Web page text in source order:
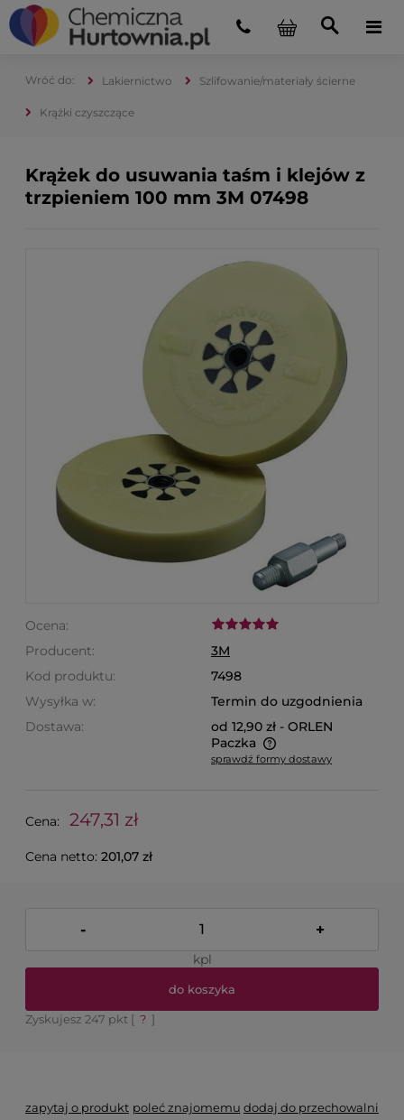
Lakiernictwo Szlifowanie/materiały ścierne
Krążki czyszczące
Krążek do usuwania taśm i klejów z
trzpieniem 100 mm 3M 07498
Ocena:
Producent:
3M
Kod produktu:
7498
Wysyłka w:
Termin do uzgodnienia
Dostawa:
od 12,90 zł - ORLEN
Paczka
Cena nie zawiera ewentualnych kosztów płatności
sprawdź formy dostawy
Cena: 247,31 zł
Cena netto: 201,07 zł
- +
kpl
do koszyka
Zyskujesz 247 pkt [ ? ]
zapytaj o produkt poleć znajomemu dodaj do przechowalni